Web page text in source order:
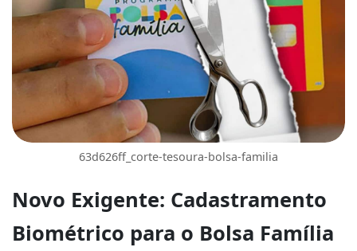
63d626ff_corte-tesoura-bolsa-familia
Novo Exigente: Cadastramento
Biométrico para o Bolsa Família